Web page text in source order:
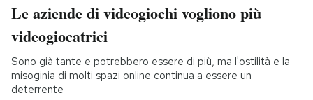
Le aziende di videogiochi vogliono più
videogiocatrici
Sono già tante e potrebbero essere di più, ma l'ostilità e la
misoginia di molti spazi online continua a essere un
deterrente